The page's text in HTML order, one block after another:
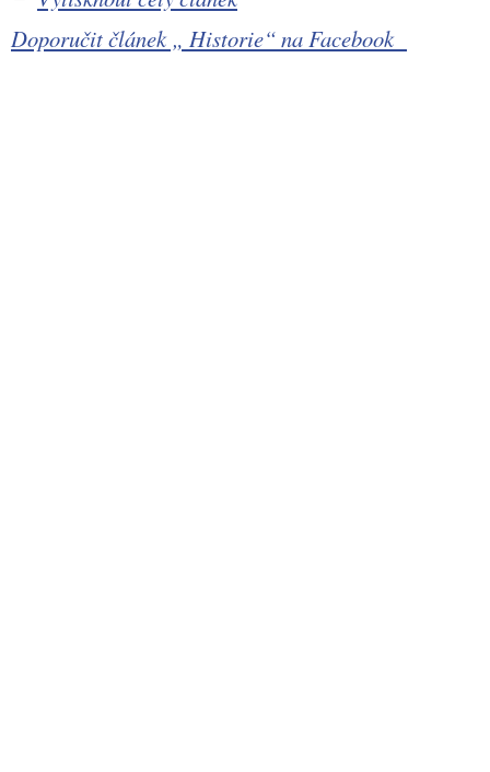
Doporučit článek „ Historie“ na Facebook